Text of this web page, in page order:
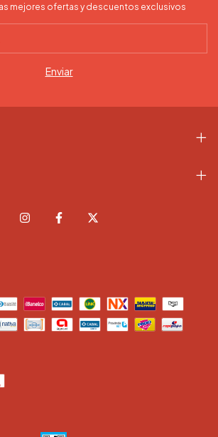
mejores ofertas y descuentos exclusivos